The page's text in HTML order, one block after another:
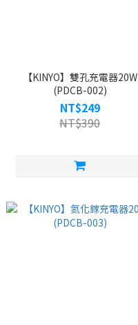
【KINYO】雙孔充電器20W
(PDCB-002)
NT$249
NT$390